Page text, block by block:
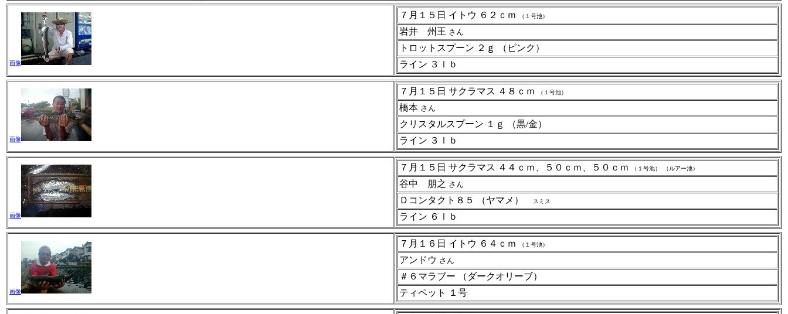
画像
７月１５日 イトウ ６２ｃｍ （１号池）
岩井 州王 さん
トロットスプーン ２ｇ （ピンク）
ライン ３ｌｂ
画像
７月１５日 サクラマス ４８ｃｍ （１号池）
橋本 さん
クリスタルスプーン １ｇ （黒/金）
ライン ３ｌｂ
画像
７月１５日 サクラマス ４４ｃｍ、５０ｃｍ、５０ｃｍ （１号池） （ルアー池）
谷中 朋之 さん
Ｄコンタクト８５ （ヤマメ） スミス
ライン ６ｌｂ
画像
７月１６日 イトウ ６４ｃｍ （１号池）
アンドウ さん
＃６マラブー （ダークオリーブ）
ティペット １号